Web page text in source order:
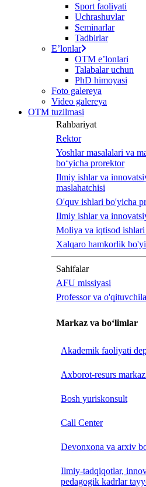
content.
Sport faoliyati
Uchrashuvlar
Seminarlar
Tadbirlar
Eʼlonlar
OTM eʼlonlari
Talabalar uchun
PhD himoyasi
Foto galereya
Video galereya
OTM tuzilmasi
Rahbariyat
Rektor
Yoshlar masalalari va
bo‘yicha prorektor
Ilmiy ishlar va
maslahatchisi
O'quv ishlari bo'yicha
Ilmiy ishlar va
Moliya va iqtisod
Xalqaro hamkorlik
Sahifalar
AFU missiyasi
Professor va
Markaz va bo‘limlar
Akademik faoliyati
Axborot-resurs
Bosh yuriskonsult
Call Center
Devonxona va arxiv
Ilmiy-tadqiqotlar,
pedagogik kadrlar